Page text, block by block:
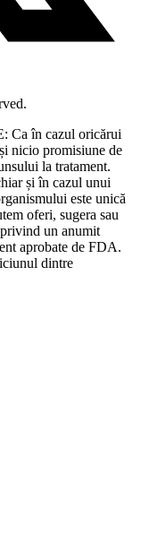
în cazul oricărui
nicio promisiune de
la tratament.
și în cazul unui
este unică
oferi, sugera sau
privind un anumit
aprobate de FDA.
dintre